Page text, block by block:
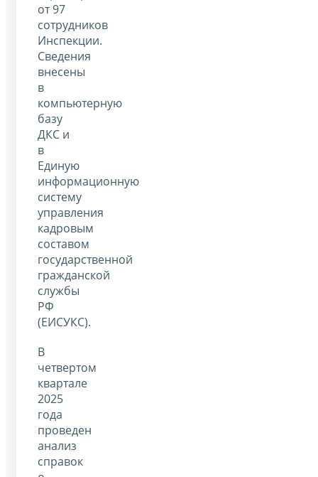
от 97
сотрудников
Инспекции.
Сведения
внесены
в
компьютерную
базу
ДКС и
в
Единую
информационную
систему
управления
кадровым
составом
государственной
гражданской
службы
РФ
(ЕИСУКС).
В
четвертом
квартале
2025
года
проведен
анализ
справок